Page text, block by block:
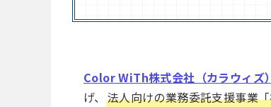
Color WiTh株式会社（カラウィズ）
げ、 法人向けの業務委託支援事業